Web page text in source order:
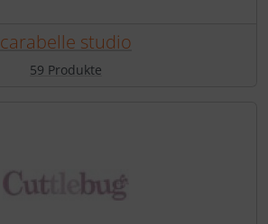
carabelle studio
59 Produkte